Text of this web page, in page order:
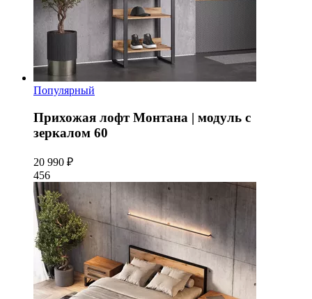
Популярный
Прихожая лофт Монтана | модуль с
зеркалом 60
20 990 ₽
456